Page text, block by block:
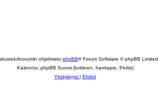
ohjelmisto phpBB® Forum Software © phpBB Limited
Käännös: phpBB Suomi (lurttinen, harritapio, Pettis)
Yksityisyys | Ehdot